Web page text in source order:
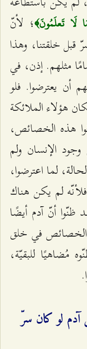
لَا تَعلَمُونَ﴾؛ لأنّ
قبل خلقتنا، وهذا
مثلهم. إذن، في
أن يعترضوا. فلو
هؤلاء الملائكة
هذه الخصائص،
الإنسان ولم
لما اعترضوا،
لم يكن هناك
ظنّوا أنّ آدم أيضًا
الخصائص في خلق
مُضاهيًا للبقيّة،
آدم لو كان سرّ